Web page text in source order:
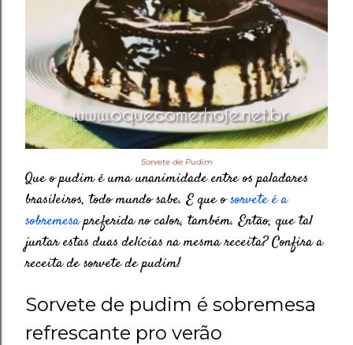
Sorvete de Pudim
Que o pudim é uma unanimidade entre os paladares
brasileiros, todo mundo sabe. E que osorvete é a
sobremesapreferida no calor, também. Então, que tal
juntar estas duas delícias na mesma receita? Confira a
receita de sorvete de pudim!
Sorvete de pudim é sobremesa
refrescante pro verão